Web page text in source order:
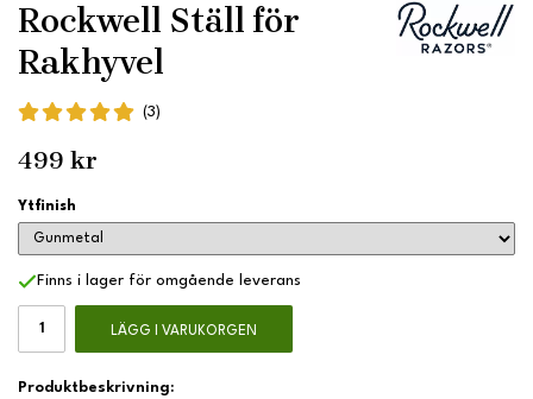
Rockwell Ställ för
Rakhyvel
(3)
499 kr
Ytfinish
Finns i lager för omgående leverans
LÄGG I VARUKORGEN
Produktbeskrivning: